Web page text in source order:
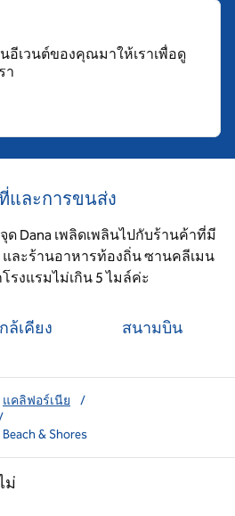
นอีเวนต์ของคุณมาให้เราเพื่อดู
า
และการขนส่ง
Dana เพลิดเพลินไปกับร้านค้าที่มี
และร้านอาหารท้องถิ่น ซานคลีเมน
รงแรมไม่เกิน 5 ไมล์ค่ะ
ล้เคียง สนามบิน
แคลิฟอร์เนีย
/
& Shores
ม่